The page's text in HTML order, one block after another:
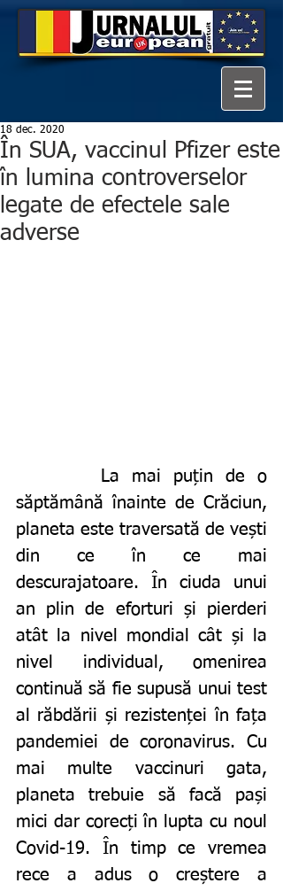
În SUA, vaccinul Pfizer este
în lumina controverselor
legate de efectele sale
adverse
18 dec. 2020
săptămână înainte de Crăciun,
planeta este traversată de vești
din ce în ce mai
descurajatoare. În ciuda unui
an plin de eforturi și pierderi
atât la nivel mondial cât și la
nivel individual, omenirea
continuă să fie supusă unui test
al răbdării și rezistenței în fața
pandemiei de coronavirus. Cu
mai multe vaccinuri gata,
planeta trebuie să facă pași
mici dar corecți în lupta cu noul
Covid-19. În timp ce vremea
rece a adus o creștere a